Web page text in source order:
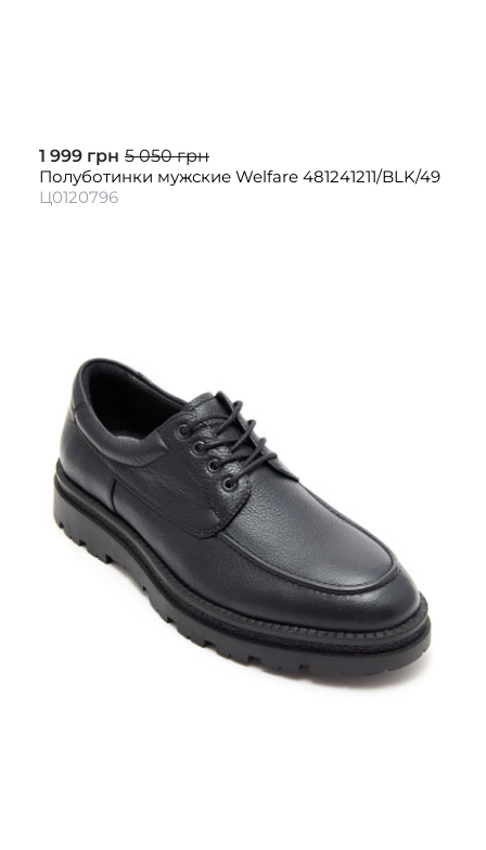
1 999 грн 5 050 грн
Полуботинки мужские Welfare 481241211/BLK/49
Ц0120796